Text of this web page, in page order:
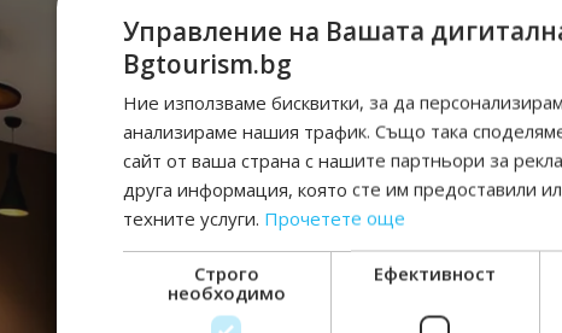
Управление на Вашата
Bgtourism.bg
Ние използваме бисквитки, за да
анализираме нашия трафик. Също така
сайт от ваша страна с нашите партньори за
друга информация, която сте им предоставили
техните услуги. Прочетете още
Строго
необходимо
Ефективност